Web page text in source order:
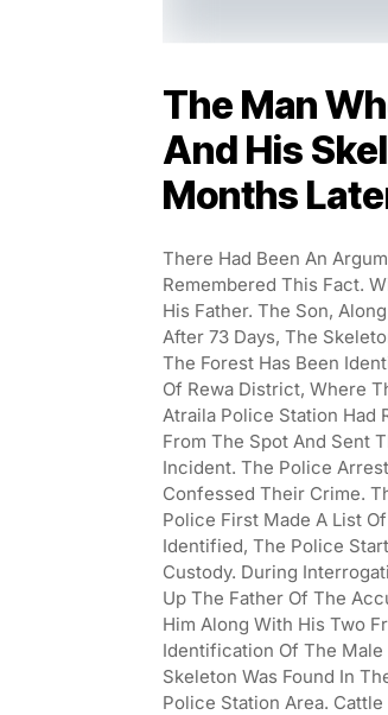
The Man
And His
Months
There Had Been An
Remembered This Fact.
His Father. The Son,
After 73 Days, The
The Forest Has Been
Of Rewa District, Where
Atraila Police Station Had
From The Spot And Sent
Incident. The Police
Confessed Their Crime.
Police First Made A List
Identified, The Police
Custody. During
Up The Father Of The
Him Along With His Two
Identification Of The Male
Skeleton Was Found In
Police Station Area.